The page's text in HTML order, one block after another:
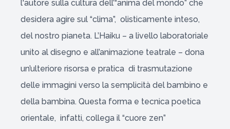
l'autore sulla cultura dell’“anima del mondo” che
desidera agire sul “clima”, olisticamente inteso,
del nostro pianeta. L’Haiku – a livello laboratoriale
unito al disegno e all’animazione teatrale – dona
un’ulteriore risorsa e pratica di trasmutazione
delle immagini verso la semplicità del bambino e
della bambina. Questa forma e tecnica poetica
orientale, infatti, collega il “cuore zen”